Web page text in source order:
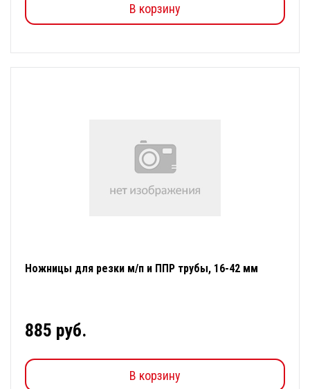
В корзину
Ножницы для резки м/п и ППР трубы, 16-42 мм
885 руб.
В корзину